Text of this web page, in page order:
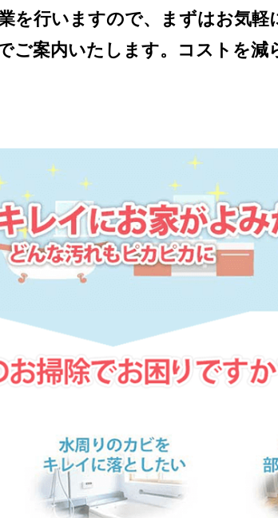
を行いますので、まずはお気軽
ご案内いたします。コストを減